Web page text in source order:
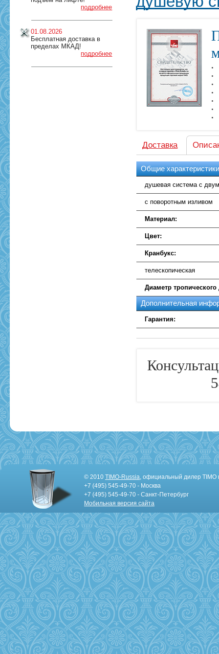
подробнее
01.08.2026
Бесплатная доставка в
пределах МКАД!
подробнее
Доставка
Общие
душевая система с
с поворотным изливом
Материал:
Цвет:
Кранбукс:
телескопическая
Диаметр
Дополнительная
Гарантия:
© 2010 TIMO-Russia, официальный дилер TIMO
+7 (495) 545-49-70 - Москва
+7 (495) 545-49-70 - Санкт-Петербург
Мобильная версия сайта